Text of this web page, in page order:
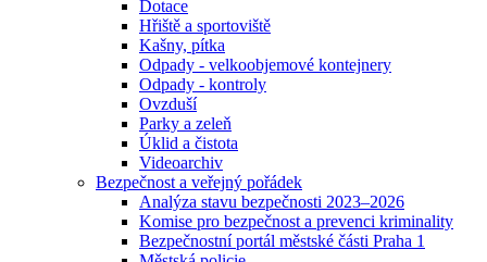
Dotace
Hřiště a sportoviště
Kašny, pítka
Odpady - velkoobjemové kontejnery
Odpady - kontroly
Ovzduší
Parky a zeleň
Úklid a čistota
Videoarchiv
Bezpečnost a veřejný pořádek
Analýza stavu bezpečnosti 2023–2026
Komise pro bezpečnost a prevenci kriminality
Bezpečnostní portál městské části Praha 1